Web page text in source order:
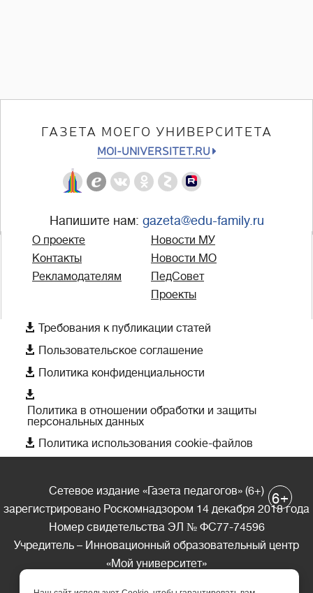
ГАЗЕТА МОЕГО УНИВЕРСИТЕТА
MOI-UNIVERSITET.RU
Напишите нам: gazeta@edu-family.ru
О проекте
Контакты
Рекламодателям
Новости МУ
Новости МО
ПедСовет
Проекты
 Требования к публикации статей
 Пользовательское соглашение
 Политика конфиденциальности

Политика в отношении обработки и защиты
персональных данных
 Политика использования cookie-файлов
Сетевое издание «Газета педагогов» (6+)
зарегистрировано Роскомнадзором 14 декабря 2018 года
Номер свидетельства ЭЛ № ФС77-74596
Учредитель – Инновационный образовательный центр
«Мой университет»
6+